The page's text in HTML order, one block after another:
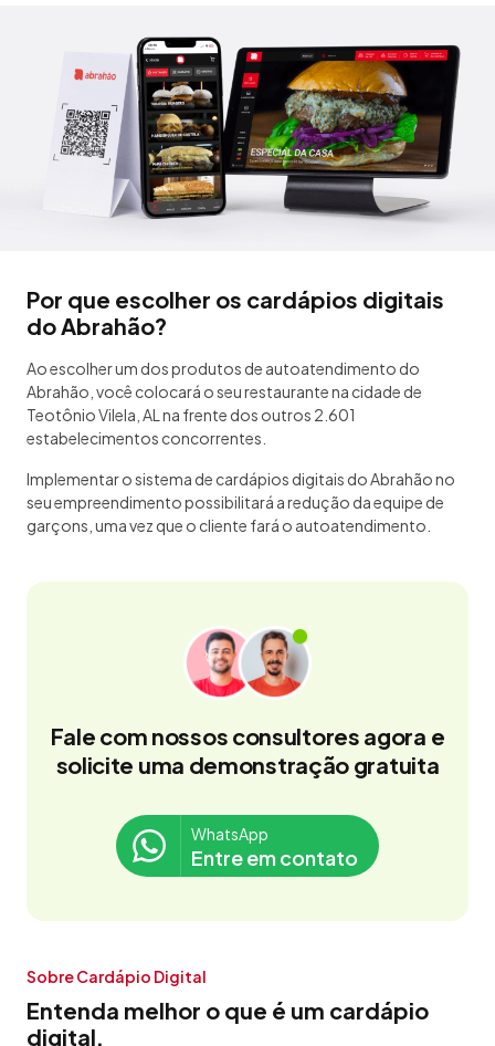
Por que escolher os cardápios digitais
do Abrahão?
Ao escolher um dos produtos de autoatendimento do
Abrahão, você colocará o seu restaurante na cidade de
Teotônio Vilela, AL na frente dos outros 2.601
estabelecimentos concorrentes.
Implementar o sistema de cardápios digitais do Abrahão no
seu empreendimento possibilitará a redução da equipe de
garçons, uma vez que o cliente fará o autoatendimento.
Fale com nossos consultores agora e
solicite uma demonstração gratuita
WhatsApp
Entre em contato
Sobre Cardápio Digital
Entenda melhor o que é um cardápio
digital.